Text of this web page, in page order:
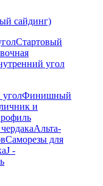
сайдинг)
Стартовый
угол
Финишный
и
Альта-
Саморезы для
J -